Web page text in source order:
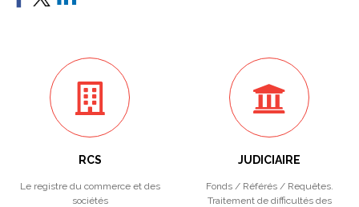
RCS
Le registre du commerce et des
sociétés
JUDICIAIRE
Fonds / Référés / Requêtes.
Traitement de difficultés des